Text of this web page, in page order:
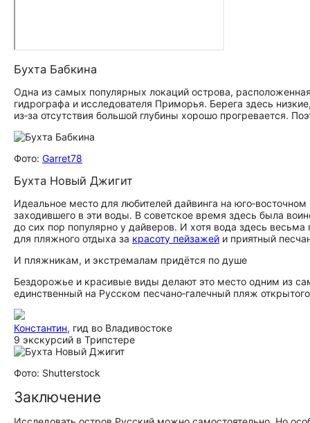
Бухта Бабкина
Одна из самых популярных локаций острова,
гидрографа и исследователя Приморья. Берега здесь
из‑за отсутствия большой глубины хорошо прогревается.
Фото: Garret78
Бухта Новый Джигит
Идеальное место для любителей дайвинга на
заходившего в эти воды. В советское время здесь была
до сих пор популярно у дайверов. И хотя вода здесь
для пляжного отдыха за красоту пейзажей и приятный
И пляжникам, и экстремалам придётся по душе
Бездорожье и красивые виды делают это место одним из
единственный на Русском песчано‑галечный пляж
Константин, гид во Владивостоке
9 экскурсий в Трипстере
Фото: Shutterstock
Заключение